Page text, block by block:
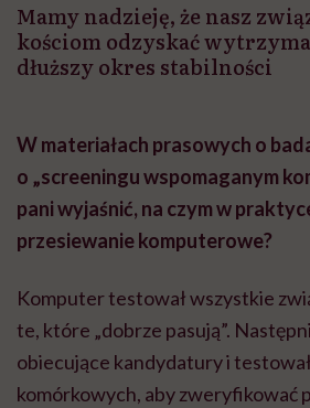
Mamy nadzieję, że nasz
kościom odzyskać
dłuższy okres stabilności
W materiałach prasowych o
o „screeningu wspomaganym
pani wyjaśnić, na czym w
przesiewanie komputerowe?
Komputer testował wszystkie
te, które „dobrze pasują”.
obiecujące kandydatury i
komórkowych, aby zweryfikować